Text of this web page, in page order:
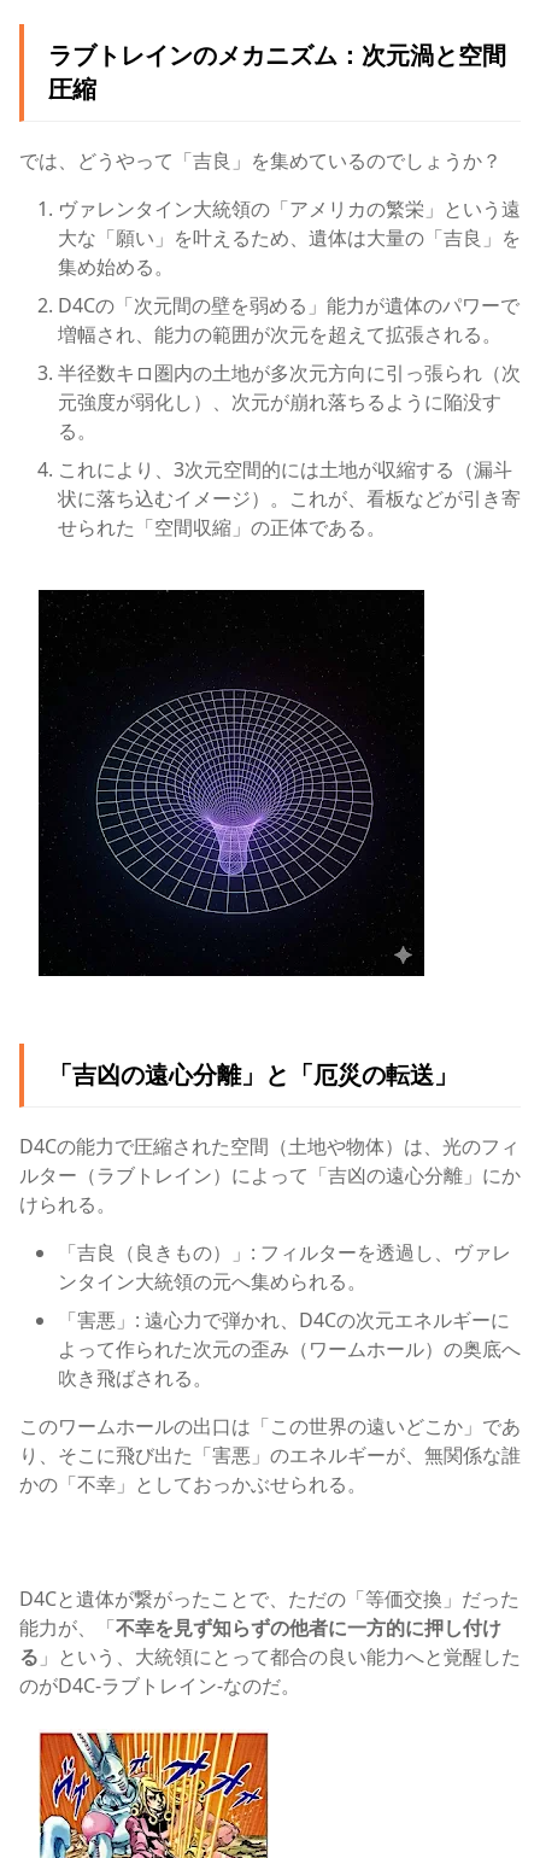
ラブトレインのメカニズム：次元渦と空間
圧縮
では、どうやって「吉良」を集めているのでしょうか？
ヴァレンタイン大統領の「アメリカの繁栄」という遠
大な「願い」を叶えるため、遺体は大量の「吉良」を
集め始める。
D4Cの「次元間の壁を弱める」能力が遺体のパワーで
増幅され、能力の範囲が次元を超えて拡張される。
半径数キロ圏内の土地が多次元方向に引っ張られ（次
元強度が弱化し）、次元が崩れ落ちるように陥没す
る。
これにより、3次元空間的には土地が収縮する（漏斗
状に落ち込むイメージ）。これが、看板などが引き寄
せられた「空間収縮」の正体である。
「吉凶の遠心分離」と「厄災の転送」
D4Cの能力で圧縮された空間（土地や物体）は、光のフィ
ルター（ラブトレイン）によって「吉凶の遠心分離」にか
けられる。
「吉良（良きもの）」: フィルターを透過し、ヴァレ
ンタイン大統領の元へ集められる。
「害悪」: 遠心力で弾かれ、D4Cの次元エネルギーに
よって作られた次元の歪み（ワームホール）の奥底へ
吹き飛ばされる。
このワームホールの出口は「この世界の遠いどこか」であ
り、そこに飛び出た「害悪」のエネルギーが、無関係な誰
かの「不幸」としておっかぶせられる。
D4Cと遺体が繋がったことで、ただの「等価交換」だった
能力が、「不幸を見ず知らずの他者に一方的に押し付け
る 」という、大統領にとって都合の良い能力へと覚醒した
のがD4C-ラブトレイン-なのだ。